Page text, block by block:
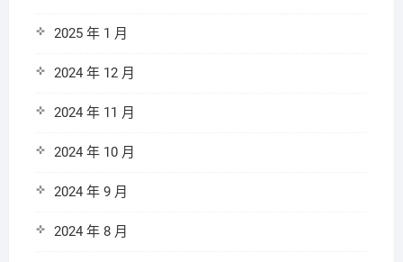
2025 年 1 月
2024 年 12 月
2024 年 11 月
2024 年 10 月
2024 年 9 月
2024 年 8 月